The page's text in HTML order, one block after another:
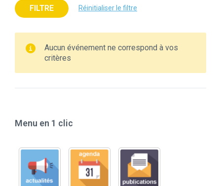
FILTRE Réinitialiser le filtre
Aucun événement ne correspond à vos
critères
Menu en 1 clic